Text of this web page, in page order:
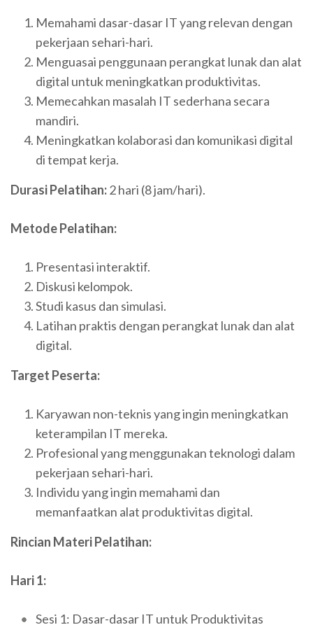
Memahami dasar-dasar IT yang relevan dengan
pekerjaan sehari-hari.
Menguasai penggunaan perangkat lunak dan alat
digital untuk meningkatkan produktivitas.
Memecahkan masalah IT sederhana secara
mandiri.
Meningkatkan kolaborasi dan komunikasi digital
di tempat kerja.
Durasi Pelatihan:2 hari (8 jam/hari).
Metode Pelatihan:
Presentasi interaktif.
Diskusi kelompok.
Studi kasus dan simulasi.
Latihan praktis dengan perangkat lunak dan alat
digital.
Target Peserta:
Karyawan non-teknis yang ingin meningkatkan
keterampilan IT mereka.
Profesional yang menggunakan teknologi dalam
pekerjaan sehari-hari.
Individu yang ingin memahami dan
memanfaatkan alat produktivitas digital.
Rincian Materi Pelatihan:
Hari 1:
Sesi 1: Dasar-dasar IT untuk Produktivitas